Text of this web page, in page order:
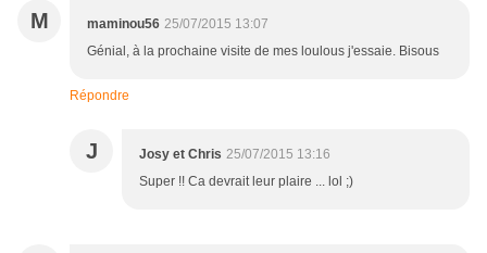
M maminou56 25/07/2015 13:07
Génial, à la prochaine visite de mes loulous j'essaie. Bisous
Répondre
J Josy et Chris 25/07/2015 13:16
Super !! Ca devrait leur plaire ... lol ;)